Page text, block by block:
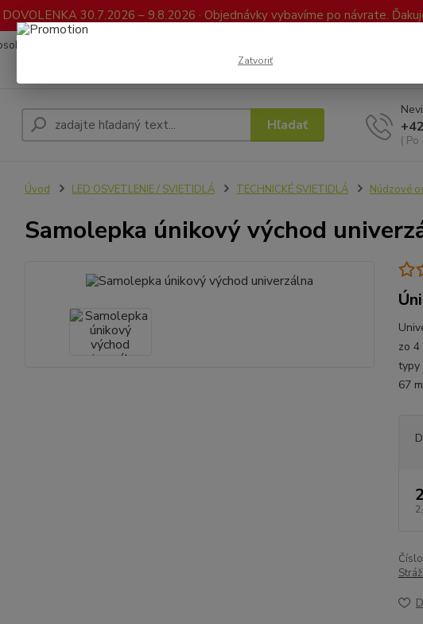
30.7.2026 – 9.8.2026 · Objednávky vybavíme po návrate.
údajov
Hľadať
(
Úvod LED OSVETLENIE / SVIETIDLÁ TECHNICKÉ SVIETIDLÁ Núdzové
Samolepka únikový východ
zo
typy
67
Zatvoriť